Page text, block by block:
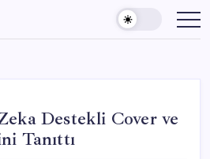
Destekli Cover ve
Tanıttı